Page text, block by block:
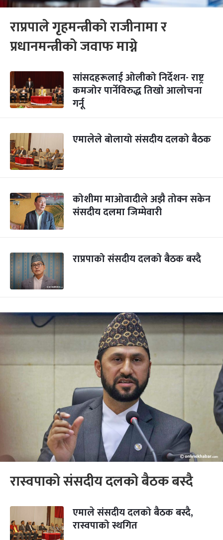
राप्रपाले गृहमन्त्रीको राजीनामा र
प्रधानमन्त्रीको जवाफ माग्ने
सांसदहरूलाई ओलीको निर्देशन- राष्ट्र
कमजोर पार्नेविरुद्ध तिखो आलोचना
गर्नू
एमालेले बोलायो संसदीय दलको बैठक
कोशीमा माओवादीले अझै तोक्न सकेन
संसदीय दलमा जिम्मेवारी
राप्रपाको संसदीय दलको बैठक बस्दै
रास्वपाको संसदीय दलको बैठक बस्दै
एमाले संसदीय दलको बैठक बस्दै,
रास्वपाको स्थगित